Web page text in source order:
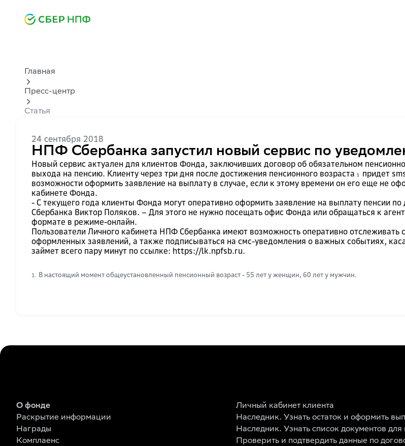
Главная
Пресс-центр
Статья
24 сентября 2018
НПФ Сбербанка запустил новый сервис по
Новый сервис актуален для клиентов Фонда, заключивших договор об обязательном
выхода на пенсию. Клиенту через три дня после достижения пенсионного возраста 1
придет
возможности оформить заявление на выплату в случае, если к этому времени он его еще не
кабинете Фонда.
- С текущего года клиенты Фонда могут оперативно оформить заявление на выплату пенсии
Сбербанка Виктор Поляков. – Для этого не нужно посещать офис Фонда или обращаться к
формате в режиме-онлайн.
Пользователи Личного кабинета НПФ Сбербанка имеют возможность оперативно отслеживать
оформленных заявлений, а также подписываться на смс-уведомления о важных событиях,
займет всего пару минут по ссылке: https://lk.npfsb.ru.
1. В настоящий момент общеустановленный пенсионный возраст - 55 лет у женщин, 60 лет у мужчин.
О фонде
Раскрытие информации
Награды
Комплаенс
Личный кабинет клиента
Наследник. Узнать остаток и оформить
Наследник. Узнать список документов для
Проверить и подтвердить данные по